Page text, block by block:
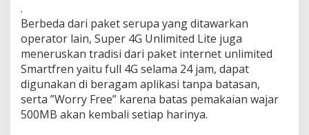
c
u
r
k
a
n
S
m
a
.
Berbeda dari paket serupa yang ditawarkan
operator lain, Super 4G Unlimited Lite juga
meneruskan tradisi dari paket internet unlimited
Smartfren yaitu full 4G selama 24 jam, dapat
digunakan di beragam aplikasi tanpa batasan,
serta ”Worry Free” karena batas pemakaian wajar
500MB akan kembali setiap harinya.